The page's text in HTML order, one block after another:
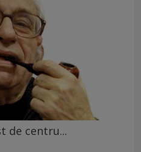
de centru...